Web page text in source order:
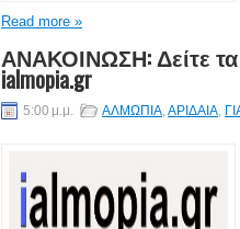
Read more »
ΑΝΑΚΟΙΝΩΣΗ: Δείτε
ialmopia.gr
5:00 μ.μ. ΑΛΜΩΠΙΑ,ΑΡΙΔΑΙΑ,